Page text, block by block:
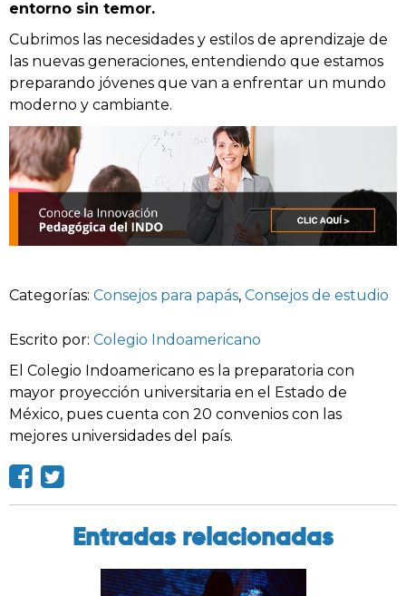
entorno sin temor.
Cubrimos las necesidades y estilos de aprendizaje de
las nuevas generaciones, entendiendo que estamos
preparando jóvenes que van a enfrentar un mundo
moderno y cambiante.
Categorías: Consejos para papás, Consejos de estudio
Escrito por: Colegio Indoamericano
El Colegio Indoamericano es la preparatoria con
mayor proyección universitaria en el Estado de
México, pues cuenta con 20 convenios con las
mejores universidades del país.
Entradas relacionadas